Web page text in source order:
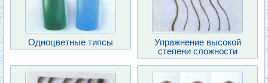
Одноцветные типсы
Упражнение высокой
степени сложности